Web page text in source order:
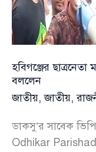
কাছে
হস্তান্তর
হবিগঞ্জের
বললেন
জাতীয়,জাতীয়,
ডাকসু’র সাবেক
Odhikar